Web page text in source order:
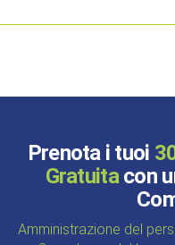
Prenota i tuoi
Gratuitacon
Amministrazione del